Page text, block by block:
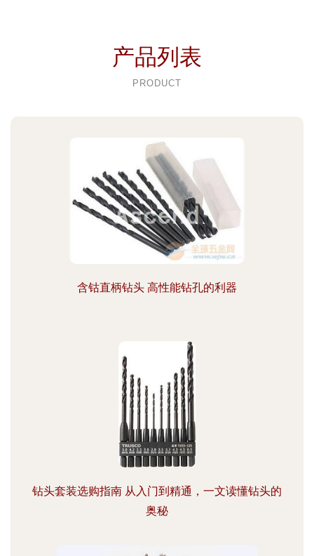
产品列表
PRODUCT
含钴直柄钻头 高性能钻孔的利器
钻头套装选购指南 从入门到精通，一文读懂钻头的
奥秘